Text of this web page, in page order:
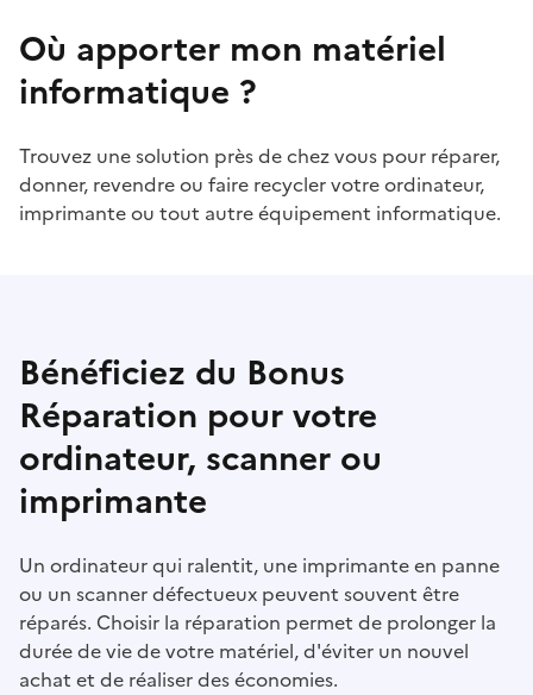
Où apporter mon matériel
informatique ?
Trouvez une solution près de chez vous pour réparer,
donner, revendre ou faire recycler votre ordinateur,
imprimante ou tout autre équipement informatique.
Bénéficiez du Bonus
Réparation pour votre
ordinateur, scanner ou
imprimante
Un ordinateur qui ralentit, une imprimante en panne
ou un scanner défectueux peuvent souvent être
réparés. Choisir la réparation permet de prolonger la
durée de vie de votre matériel, d'éviter un nouvel
achat et de réaliser des économies.